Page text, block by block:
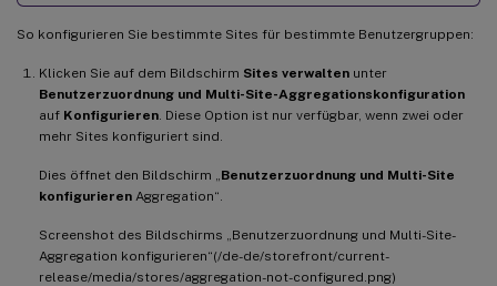
So konfigurieren Sie bestimmte Sites für bestimmte Benutzergruppen:
Klicken Sie auf dem Bildschirm Sites verwalten unter
Benutzerzuordnung und Multi-Site-Aggregationskonfiguration
auf Konfigurieren . Diese Option ist nur verfügbar, wenn zwei oder
mehr Sites konfiguriert sind.
Dies öffnet den Bildschirm „ Benutzerzuordnung und Multi-Site
konfigurieren Aggregation“.
Screenshot des Bildschirms „Benutzerzuordnung und Multi-Site-
Aggregation konfigurieren“(/de-de/storefront/current-
release/media/stores/aggregation-not-configured.png)